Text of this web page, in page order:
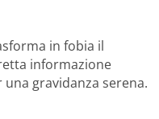
in fobia il
informazione
gravidanza serena.